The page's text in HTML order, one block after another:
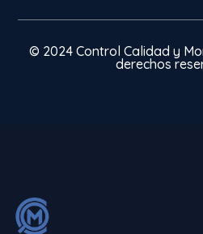
© 2024 Control Calidad y
derechos